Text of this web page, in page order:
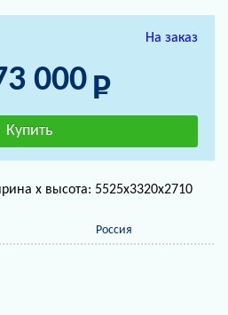
На заказ
000
х высота: 5525х3320х2710
Россия